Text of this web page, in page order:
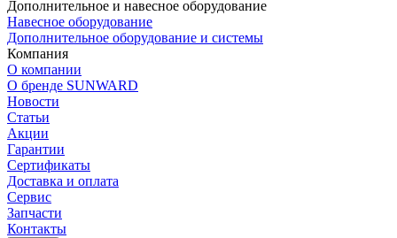
Дополнительное и навесное оборудование
Навесное оборудование
Дополнительное оборудование и системы
Компания
О компании
О бренде SUNWARD
Новости
Статьи
Акции
Гарантии
Сертификаты
Доставка и оплата
Сервис
Запчасти
Контакты